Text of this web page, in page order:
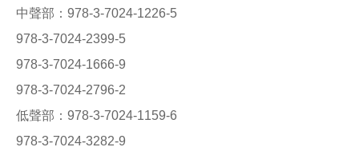
中聲部：978-3-7024-1226-5
978-3-7024-2399-5
978-3-7024-1666-9
978-3-7024-2796-2
低聲部：978-3-7024-1159-6
978-3-7024-3282-9